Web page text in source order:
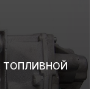
ТОПЛИВНОЙ